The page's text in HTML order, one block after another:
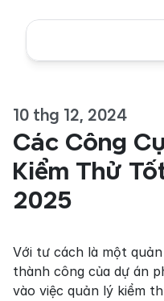
10 thg 12, 2024
Các Công
Kiểm Thử
2025
Với tư cách là một
thành công của dự án
vào việc quản lý kiểm